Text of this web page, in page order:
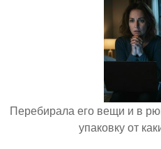
Перебирала его вещи и в
упаковку от